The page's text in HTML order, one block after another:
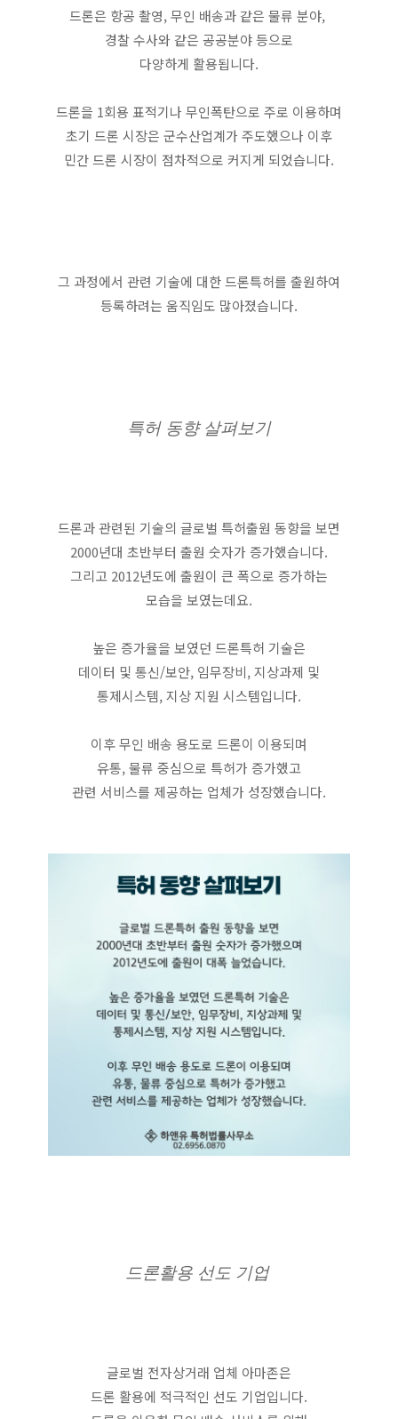
드론은 항공 촬영, 무인 배송과 같은 물류 분야,
경찰 수사와 같은 공공분야 등으로
다양하게 활용됩니다.
드론을 1회용 표적기나 무인폭탄으로 주로 이용하며
초기 드론 시장은 군수산업계가 주도했으나 이후
민간 드론 시장이 점차적으로 커지게 되었습니다.
그 과정에서 관련 기술에 대한 드론특허를 출원하여
등록하려는 움직임도 많아졌습니다.
특허 동향 살펴보기
드론과 관련된 기술의 글로벌 특허출원 동향을 보면
2000년대 초반부터 출원 숫자가 증가했습니다.
그리고 2012년도에 출원이 큰 폭으로 증가하는
모습을 보였는데요.
높은 증가율을 보였던 드론특허 기술은
데이터 및 통신/보안, 임무장비, 지상과제 및
통제시스템, 지상 지원 시스템입니다.
이후 무인 배송 용도로 드론이 이용되며
유통, 물류 중심으로 특허가 증가했고
관련 서비스를 제공하는 업체가 성장했습니다.
드론활용 선도 기업
글로벌 전자상거래 업체 아마존은
드론 활용에 적극적인 선도 기업입니다.